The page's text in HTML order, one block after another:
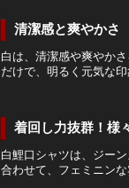
清潔感と爽やかさ
白は、清潔感や爽やか
だけで、明るく元気な
着回し力抜群！様
白鯉口シャツは、ジー
合わせて、フェミニン